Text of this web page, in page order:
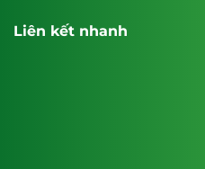
Liên kết nhanh